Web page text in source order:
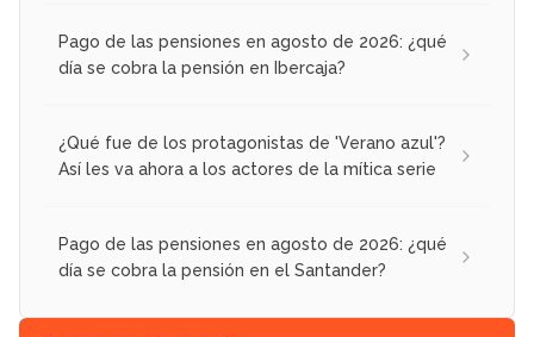
Pago de las pensiones en agosto de 2026: ¿qué
día se cobra la pensión en Ibercaja?
¿Qué fue de los protagonistas de 'Verano azul'?
Así les va ahora a los actores de la mítica serie
Pago de las pensiones en agosto de 2026: ¿qué
día se cobra la pensión en el Santander?